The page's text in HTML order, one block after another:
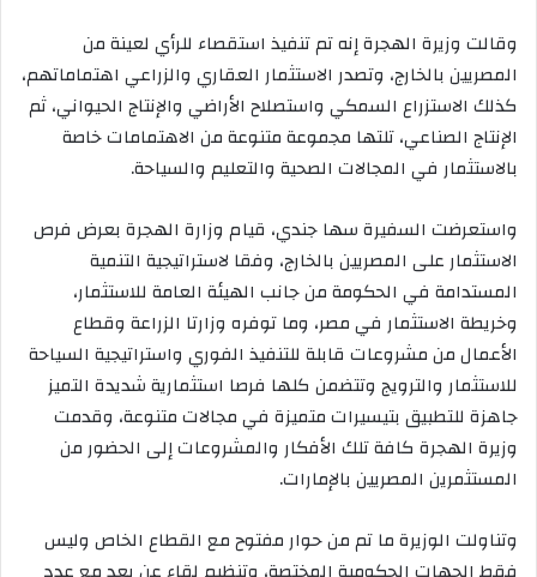
وقالت وزيرة الهجرة إنه تم تنفيذ استقصاء للرأي لعينة من
المصريين بالخارج، وتصدر الاستثمار العقاري والزراعي اهتماماتهم،
كذلك الاستزراع السمكي واستصلاح الأراضي والإنتاج الحيواني، ثم
الإنتاج الصناعي، تلتها مجموعة متنوعة من الاهتمامات خاصة
بالاستثمار في المجالات الصحية والتعليم والسياحة.
واستعرضت السفيرة سها جندي، قيام وزارة الهجرة بعرض فرص
الاستثمار على المصريين بالخارج، وفقا لاستراتيجية التنمية
المستدامة في الحكومة من جانب الهيئة العامة للاستثمار،
وخريطة الاستثمار في مصر، وما توفره وزارتا الزراعة وقطاع
الأعمال من مشروعات قابلة للتنفيذ الفوري واستراتيجية السياحة
للاستثمار والترويج وتتضمن كلها فرصا استثمارية شديدة التميز
جاهزة للتطبيق بتيسيرات متميزة في مجالات متنوعة، وقدمت
وزيرة الهجرة كافة تلك الأفكار والمشروعات إلى الحضور من
المستثمرين المصريين بالإمارات.
وتناولت الوزيرة ما تم من حوار مفتوح مع القطاع الخاص وليس